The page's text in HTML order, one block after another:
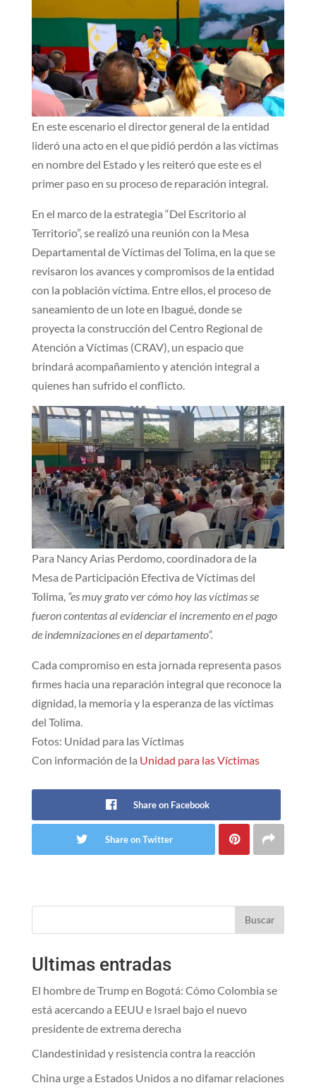
En este escenario el director general de la entidad
lideró una acto en el que pidió perdón a las víctimas
en nombre del Estado y les reiteró que este es el
primer paso en su proceso de reparación integral.
En el marco de la estrategia “Del Escritorio al
Territorio”, se realizó una reunión con la Mesa
Departamental de Víctimas del Tolima, en la que se
revisaron los avances y compromisos de la entidad
con la población víctima. Entre ellos, el proceso de
saneamiento de un lote en Ibagué, donde se
proyecta la construcción del Centro Regional de
Atención a Víctimas (CRAV), un espacio que
brindará acompañamiento y atención integral a
quienes han sufrido el conflicto.
Para Nancy Arias Perdomo, coordinadora de la
Mesa de Participación Efectiva de Víctimas del
Tolima, “es muy grato ver cómo hoy las víctimas se
fueron contentas al evidenciar el incremento en el pago
de indemnizaciones en el departamento”.
Cada compromiso en esta jornada representa pasos
firmes hacia una reparación integral que reconoce la
dignidad, la memoria y la esperanza de las víctimas
del Tolima.
Fotos: Unidad para las Víctimas
Con información de la Unidad para las Víctimas
Share on Facebook
Share on Twitter
Buscar
Ultimas entradas
El hombre de Trump en Bogotá: Cómo Colombia se
está acercando a EEUU e Israel bajo el nuevo
presidente de extrema derecha
Clandestinidad y resistencia contra la reacción
China urge a Estados Unidos a no difamar relaciones